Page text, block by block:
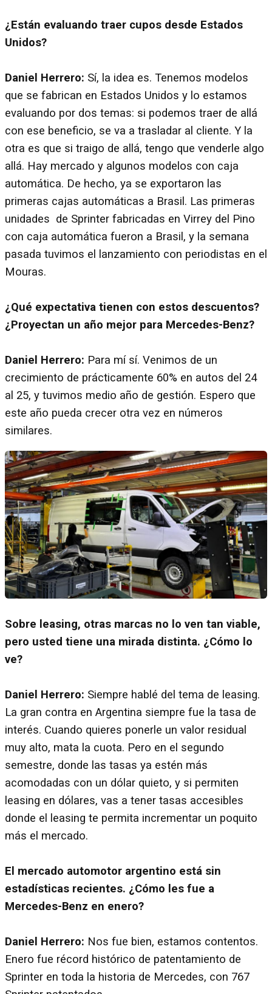
¿Están evaluando traer cupos desde Estados
Unidos?
Daniel Herrero: Sí, la idea es. Tenemos modelos
que se fabrican en Estados Unidos y lo estamos
evaluando por dos temas: si podemos traer de allá
con ese beneficio, se va a trasladar al cliente. Y la
otra es que si traigo de allá, tengo que venderle algo
allá. Hay mercado y algunos modelos con caja
automática. De hecho, ya se exportaron las
primeras cajas automáticas a Brasil. Las primeras
unidades de Sprinter fabricadas en Virrey del Pino
con caja automática fueron a Brasil, y la semana
pasada tuvimos el lanzamiento con periodistas en el
Mouras.
¿Qué expectativa tienen con estos descuentos?
¿Proyectan un año mejor para Mercedes-Benz?
Daniel Herrero: Para mí sí. Venimos de un
crecimiento de prácticamente 60% en autos del 24
al 25, y tuvimos medio año de gestión. Espero que
este año pueda crecer otra vez en números
similares.
Sobre leasing, otras marcas no lo ven tan viable,
pero usted tiene una mirada distinta. ¿Cómo lo
ve?
Daniel Herrero: Siempre hablé del tema de leasing.
La gran contra en Argentina siempre fue la tasa de
interés. Cuando quieres ponerle un valor residual
muy alto, mata la cuota. Pero en el segundo
semestre, donde las tasas ya estén más
acomodadas con un dólar quieto, y si permiten
leasing en dólares, vas a tener tasas accesibles
donde el leasing te permita incrementar un poquito
más el mercado.
El mercado automotor argentino está sin
estadísticas recientes. ¿Cómo les fue a
Mercedes-Benz en enero?
Daniel Herrero: Nos fue bien, estamos contentos.
Enero fue récord histórico de patentamiento de
Sprinter en toda la historia de Mercedes, con 767